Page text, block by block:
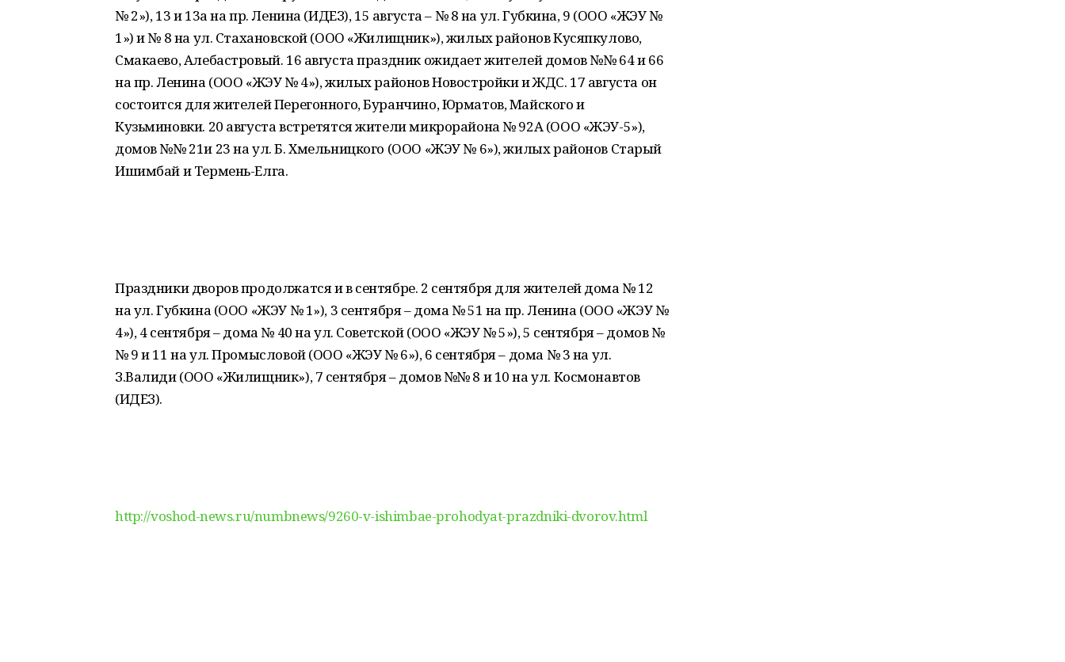
№ 2»), 13 и 13а на пр. Ленина (ИДЕЗ), 15 августа – № 8 на ул. Губкина, 9 (ООО «ЖЭУ №
1») и № 8 на ул. Стахановской (ООО «Жилищник»), жилых районов Кусяпкулово,
Смакаево, Алебастровый. 16 августа праздник ожидает жителей домов №№ 64 и 66
на пр. Ленина (ООО «ЖЭУ № 4»), жилых районов Новостройки и ЖДС. 17 августа он
состоится для жителей Перегонного, Буранчино, Юрматов, Майского и
Кузьминовки. 20 августа встретятся жители микрорайона № 92А (ООО «ЖЭУ-5»),
домов №№ 21и 23 на ул. Б. Хмельницкого (ООО «ЖЭУ № 6»), жилых районов Старый
Ишимбай и Термень-Елга.
Праздники дворов продолжатся и в сентябре. 2 сентября для жителей дома № 12
на ул. Губкина (ООО «ЖЭУ № 1»), 3 сентября – дома № 51 на пр. Ленина (ООО «ЖЭУ №
4»), 4 сентября – дома № 40 на ул. Советской (ООО «ЖЭУ № 5»), 5 сентября – домов №
№ 9 и 11 на ул. Промысловой (ООО «ЖЭУ № 6»), 6 сентября – дома № 3 на ул.
З.Валиди (ООО «Жилищник»), 7 сентября – домов №№ 8 и 10 на ул. Космонавтов
(ИДЕЗ).
http://voshod-news.ru/numbnews/9260-v-ishimbae-prohodyat-prazdniki-dvorov.html